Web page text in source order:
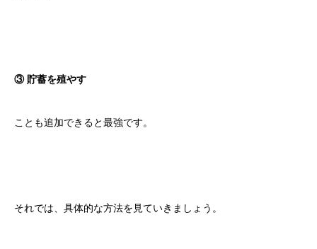
③ 貯蓄を殖やす
ことも追加できると最強です。
それでは、具体的な方法を見ていきましょう。